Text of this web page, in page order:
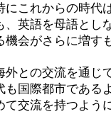
にこれからの時代
、英語を母語とし
会がさらに増す
との交流を通じ
も国際都市である
交流を持つよう